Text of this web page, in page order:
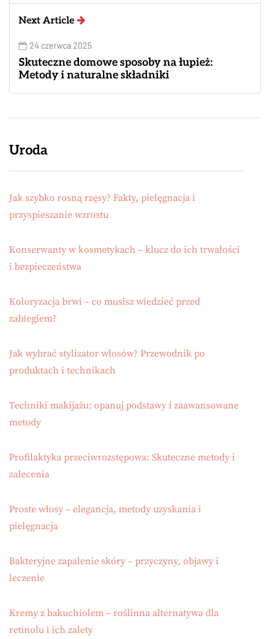
Next Article
24 czerwca 2025
Skuteczne domowe sposoby na łupież:
Metody i naturalne składniki
Uroda
Jak szybko rosną rzęsy? Fakty, pielęgnacja i
przyspieszanie wzrostu
Konserwanty w kosmetykach – klucz do ich trwałości
i bezpieczeństwa
Koloryzacja brwi – co musisz wiedzieć przed
zabiegiem?
Jak wybrać stylizator włosów? Przewodnik po
produktach i technikach
Techniki makijażu: opanuj podstawy i zaawansowane
metody
Profilaktyka przeciwrozstępowa: Skuteczne metody i
zalecenia
Proste włosy – elegancja, metody uzyskania i
pielęgnacja
Bakteryjne zapalenie skóry – przyczyny, objawy i
leczenie
Kremy z bakuchiolem – roślinna alternatywa dla
retinolu i ich zalety